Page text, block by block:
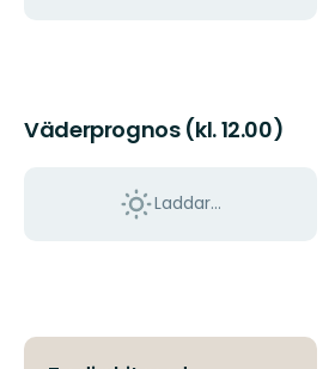
Väderprognos (kl. 12.00)
Laddar...